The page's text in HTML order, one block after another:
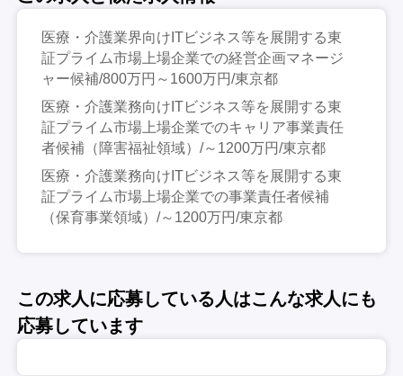
医療・介護業界向けITビジネス等を展開する東
証プライム市場上場企業での経営企画マネージ
ャー候補/800万円～1600万円/東京都
医療・介護業務向けITビジネス等を展開する東
証プライム市場上場企業でのキャリア事業責任
者候補（障害福祉領域）/～1200万円/東京都
医療・介護業務向けITビジネス等を展開する東
証プライム市場上場企業での事業責任者候補
（保育事業領域）/～1200万円/東京都
この求人に応募している人はこんな求人にも
応募しています